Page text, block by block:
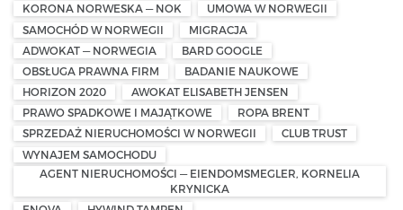
KORONA NORWESKA — NOK
UMOWA W NORWEGII
SAMOCHÓD W NORWEGII
MIGRACJA
ADWOKAT — NORWEGIA
BARD GOOGLE
OBSŁUGA PRAWNA FIRM
BADANIE NAUKOWE
HORIZON 2020
AWOKAT ELISABETH JENSEN
PRAWO SPADKOWE I MAJĄTKOWE
ROPA BRENT
SPRZEDAŻ NIERUCHOMOŚCI W NORWEGII
CLUB TRUST
WYNAJEM SAMOCHODU
AGENT NIERUCHOMOŚCI — EIENDOMSMEGLER, KORNELIA
KRYNICKA